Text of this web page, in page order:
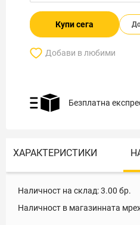
Купи сега
Добави в любими
Безплатна
ХАРАКТЕРИСТИКИ
Наличност на склад:3.00 бр.
Наличност в магазинната